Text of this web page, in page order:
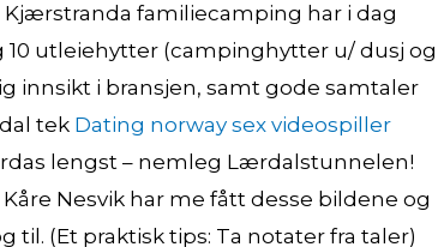
Kjærstranda familiecamping har i dag
10 utleiehytter (campinghytter u/ dusj og
innsikt i bransjen, samt gode samtaler
tek Dating norway sex videospiller
lengst – nemleg Lærdalstunnelen!
Nesvik har me fått desse bildene og
til. (Et praktisk tips: Ta notater fra taler)